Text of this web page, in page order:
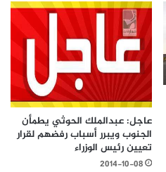
عاجل: عبدالملك الحوثي يطمأن
الجنوب ويبرر أسباب رفضهم لقرار
تعيين رئيس الوزراء
2014-10-08